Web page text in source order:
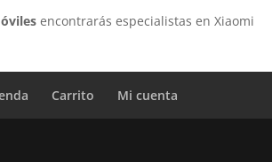
encontrarás especialistas en Xiaomi
Carrito Mi cuenta